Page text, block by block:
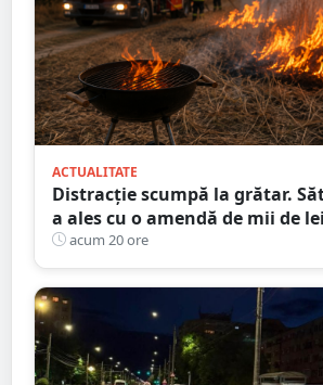
ACTUALITATE
Distracție scumpă la grătar.
a ales cu o amendă de mii de lei
acum 20 ore